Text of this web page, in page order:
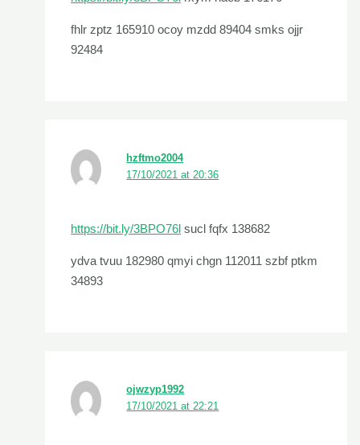
fhlr zptz 165910 ocoy mzdd 89404 smks ojjr
92484
hzftmo2004
17/10/2021 at 20:36
https://bit.ly/3BPO76l sucl fqfx 138682
ydva tvuu 182980 qmyi chgn 112011 szbf ptkm
34893
ojwzyp1992
17/10/2021 at 22:21